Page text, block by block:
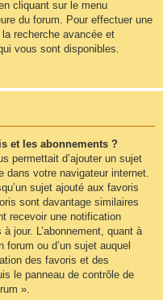
cliquant sur le menu
du forum. Pour effectuer une
recherche avancée et
vous sont disponibles.
et les abonnements ?
permettait d’ajouter un sujet
dans votre navigateur internet.
sujet ajouté aux favoris
sont davantage similaires
recevoir une notification
jour. L’abonnement, quant à
forum ou d’un sujet auquel
des favoris et des
le panneau de contrôle de
».